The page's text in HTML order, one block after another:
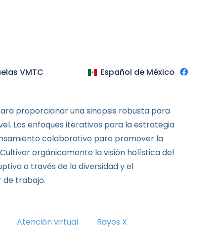
VMTC Español de México
proporcionar una sinopsis robusta para
Los enfoques iterativos para la estrategia
colaborativo para promover la
orgánicamente la visión holística del
a través de la diversidad y el
de trabajo.
Atención virtual Rayos X